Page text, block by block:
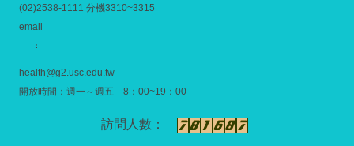
(02)2538-1111 分機3310~3315
email
：
health@g2.usc.edu.tw
開放時間：週一～週五 8：00~19：00